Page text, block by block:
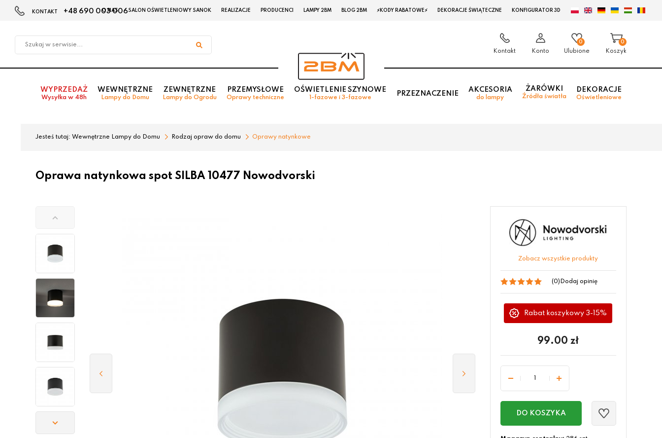
w
KONTAKT +48 690 003 006
O NAS SALON OŚWIETLENIOWY SANOK REALIZACJE PRODUCENCI LAMPY 2BM BLOG 2BM ⚡KODY RABATOWE⚡ DEKORACJE ŚWIĄTECZNE KONFIGURATOR 3D
Kontakt Konto
0
Ulubione
0
Koszyk
WYPRZEDAŻ
Wysyłka w 48h
WEWNĘTRZNE
Lampy do Domu
ZEWNĘTRZNE
Lampy do Ogrodu
PRZEMYSŁOWE
Oprawy techniczne
OŚWIETLENIE SZYNOWE
1-fazowe i 3-fazowe
PRZEZNACZENIE
AKCESORIA
do lampy
ŻARÓWKI
Źródła światła
DEKORACJE
Oświetleniowe
Jesteś tutaj: Wewnętrzne Lampy do Domu Rodzaj opraw do domu Oprawy natynkowe
Oprawa natynkowa spot SILBA 10477 Nowodvorski
Zobacz wszystkie produkty
(0) Dodaj opinię
Rabat koszykowy 3-15%
99.00 zł
DO KOSZYKA